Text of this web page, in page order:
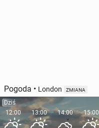
Pogoda • London ZMIANA
Dziś
12:00
13:00 14:00 15:00